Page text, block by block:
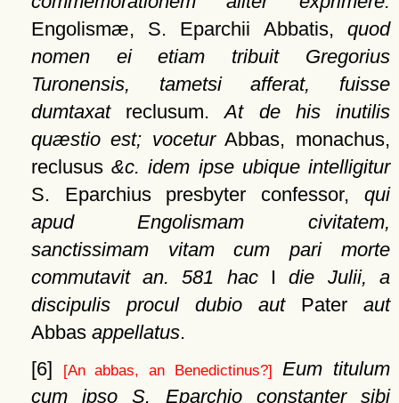
Engolismæ, S. Eparchii Abbatis, quod
nomen ei etiam
tribuit Gregorius
Turonensis, tametsi afferat, fuisse
dumtaxatreclusum.At de his inutilis
quæstio est; voceturAbbas, monachus,
reclusus&c. idem ipse ubique intelligitur
S. Eparchius presbyter confessor, qui
apud Engolismam civitatem,
sanctissimam vitam cum pari morte
commutavit an. 581 hacIdie Julii, a
discipulis procul dubio autPateraut
Abbas appellatus.
[6]
[An abbas, an Benedictinus?]
Eum titulum
cum ipso S. Eparchio constanter sibi